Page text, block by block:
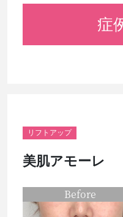
症
リフトアップ
美肌アモーレ
Before